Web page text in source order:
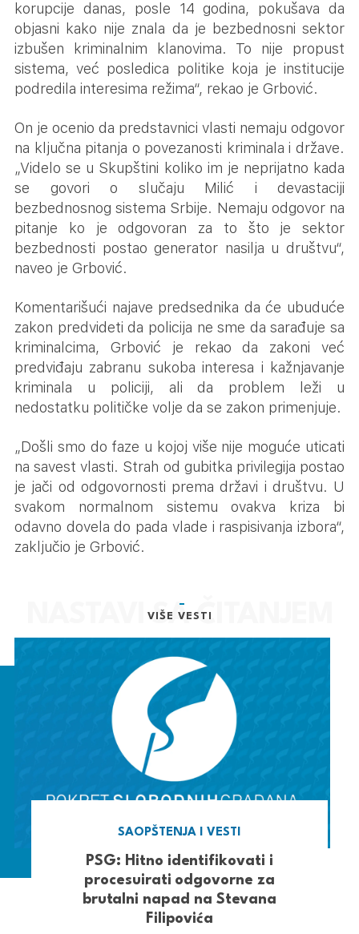
korupcije danas, posle 14 godina, pokušava da
objasni kako nije znala da je bezbednosni sektor
izbušen kriminalnim klanovima. To nije propust
sistema, već posledica politike koja je institucije
podredila interesima režima“, rekao je Grbović.
On je ocenio da predstavnici vlasti nemaju odgovor
na ključna pitanja o povezanosti kriminala i države.
„Videlo se u Skupštini koliko im je neprijatno kada
se govori o slučaju Milić i devastaciji
bezbednosnog sistema Srbije. Nemaju odgovor na
pitanje ko je odgovoran za to što je sektor
bezbednosti postao generator nasilja u društvu“,
naveo je Grbović.
Komentarišući najave predsednika da će ubuduće
zakon predvideti da policija ne sme da sarađuje sa
kriminalcima, Grbović je rekao da zakoni već
predviđaju zabranu sukoba interesa i kažnjavanje
kriminala u policiji, ali da problem leži u
nedostatku političke volje da se zakon primenjuje.
„Došli smo do faze u kojoj više nije moguće uticati
na savest vlasti. Strah od gubitka privilegija postao
je jači od odgovornosti prema državi i društvu. U
svakom normalnom sistemu ovakva kriza bi
odavno dovela do pada vlade i raspisivanja izbora“,
zaključio je Grbović.
VIŠE VESTI
SAOPŠTENJA I VESTI
PSG: Hitno identifikovati i
procesuirati odgovorne za
brutalni napad na Stevana
Filipovića